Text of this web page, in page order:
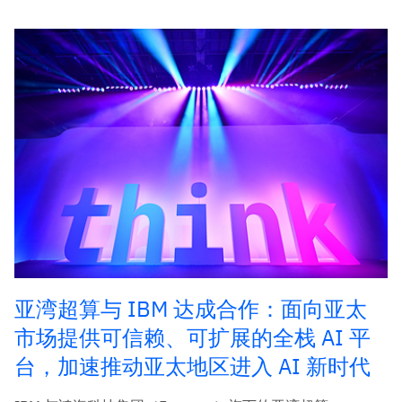
亚湾超算与 IBM 达成合作：面向亚太
市场提供可信赖、可扩展的全栈 AI 平
台，加速推动亚太地区进入 AI 新时代